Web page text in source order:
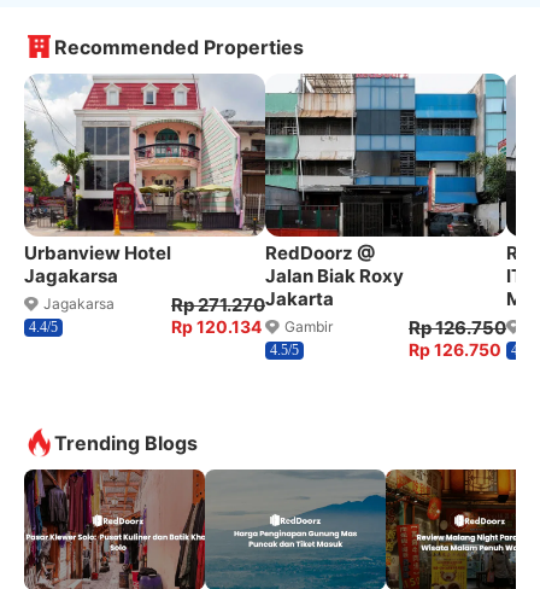
Recommended Properties
Urbanview Hotel
Jagakarsa
Jagakarsa
4.4/5
Rp 271.270
Rp 120.134
RedDoorz @
Jalan Biak Roxy
Jakarta
Gambir
4.5/5
Rp 126.750
Rp 126.750 4.1/5
Trending Blogs